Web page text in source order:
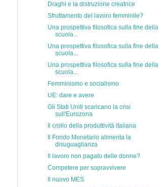
Draghi e la distruzione creatrice
Sfruttamento del lavoro femminile?
Una prospettiva filosofica sulla fine della
scuola...
Una prospettiva filosofica sulla fine della
scuola...
Una prospettiva filosofica sulla fine della
scuola...
Femminismo e socialismo
UE: dare e avere
Gli Stati Uniti scaricano la crisi
sull'Eurozona
Il crollo della produttività italiana
Il Fondo Monetario alimenta la
disuguaglianza
Il lavoro non pagato delle donne?
Competere per sopravvivere
Il nuovo MES